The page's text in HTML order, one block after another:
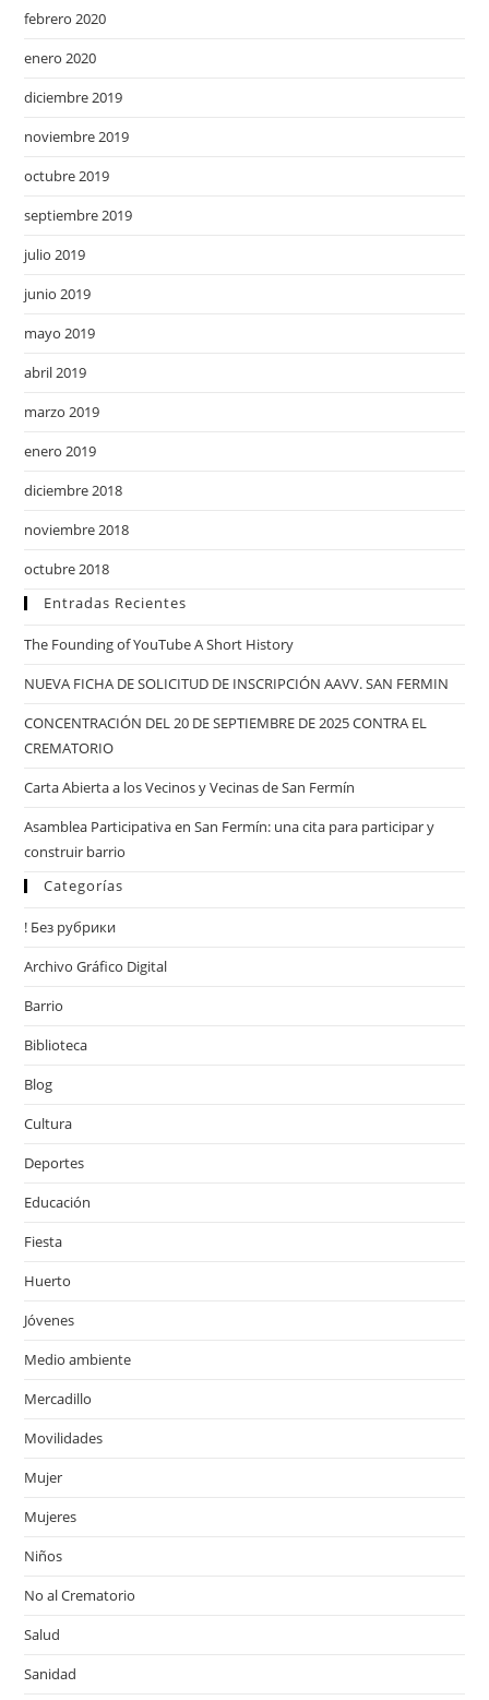
febrero 2020
enero 2020
diciembre 2019
noviembre 2019
octubre 2019
septiembre 2019
julio 2019
junio 2019
mayo 2019
abril 2019
marzo 2019
enero 2019
diciembre 2018
noviembre 2018
octubre 2018
Entradas Recientes
The Founding of YouTube A Short History
NUEVA FICHA DE SOLICITUD DE INSCRIPCIÓN AAVV. SAN FERMIN
CONCENTRACIÓN DEL 20 DE SEPTIEMBRE DE 2025 CONTRA EL
CREMATORIO
Carta Abierta a los Vecinos y Vecinas de San Fermín
Asamblea Participativa en San Fermín: una cita para participar y
construir barrio
Categorías
! Без рубрики
Archivo Gráfico Digital
Barrio
Biblioteca
Blog
Cultura
Deportes
Educación
Fiesta
Huerto
Jóvenes
Medio ambiente
Mercadillo
Movilidades
Mujer
Mujeres
Niños
No al Crematorio
Salud
Sanidad